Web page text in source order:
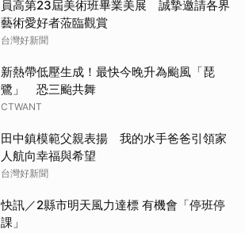
員高第23屆美術班畢業美展 誠摯邀請各界
藝術愛好者蒞臨觀賞
台灣好新聞
新熱帶低壓生成！最快今晚升為颱風「琵
鷺」 恐三颱共舞
CTWANT
田中鎮模範父親表揚 我的水手爸爸引領家
人航向幸福與希望
台灣好新聞
快訊／2縣市明天風力達標 有機會「停班停
課」